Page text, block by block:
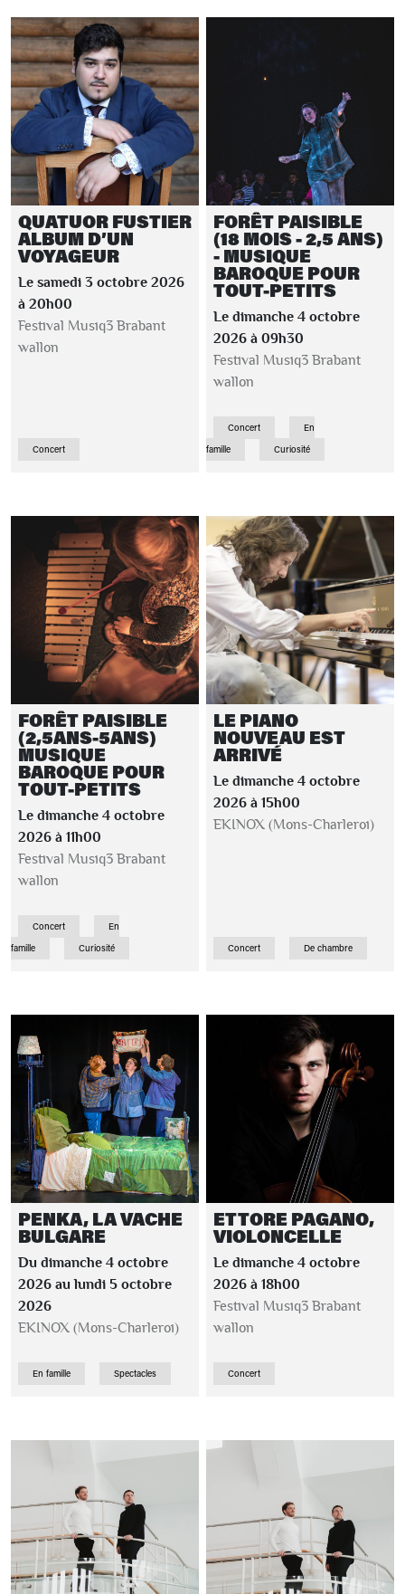
QUATUOR FUSTIER
ALBUM D’UN
VOYAGEUR
Le samedi 3 octobre 2026
à 20h00
Festival Musiq3 Brabant
wallon
Concert
FORÊT PAISIBLE
(18 MOIS - 2,5 ANS)
- MUSIQUE
BAROQUE POUR
TOUT-PETITS
Le dimanche 4 octobre
2026 à 09h30
Festival Musiq3 Brabant
wallon
Concert
En
famille
Curiosité
FORÊT PAISIBLE
(2,5ANS-5ANS)
MUSIQUE
BAROQUE POUR
TOUT-PETITS
Le dimanche 4 octobre
2026 à 11h00
Festival Musiq3 Brabant
wallon
Concert
En
famille
Curiosité
LE PIANO
NOUVEAU EST
ARRIVÉ
Le dimanche 4 octobre
2026 à 15h00
EKINOX (Mons-Charleroi)
Concert De chambre
PENKA, LA VACHE
BULGARE
Du dimanche 4 octobre
2026 au lundi 5 octobre
2026
EKINOX (Mons-Charleroi)
En famille Spectacles
ETTORE PAGANO,
VIOLONCELLE
Le dimanche 4 octobre
2026 à 18h00
Festival Musiq3 Brabant
wallon
Concert